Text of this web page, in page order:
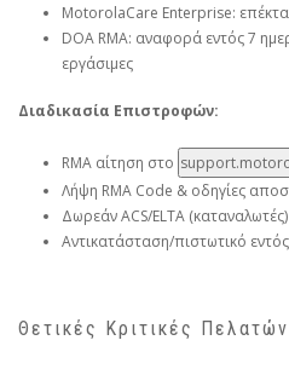
MotorolaCare Enterprise:
DOA RMA: αναφορά εντός 7
εργάσιμες
Διαδικασία Επιστροφών:
RMA αίτηση στο
Λήψη RMA Code & οδηγίες
Δωρεάν ACS/ELTA (καταναλωτές)
Αντικατάσταση/πιστωτικό
Θετικές Κριτικές Πελατών